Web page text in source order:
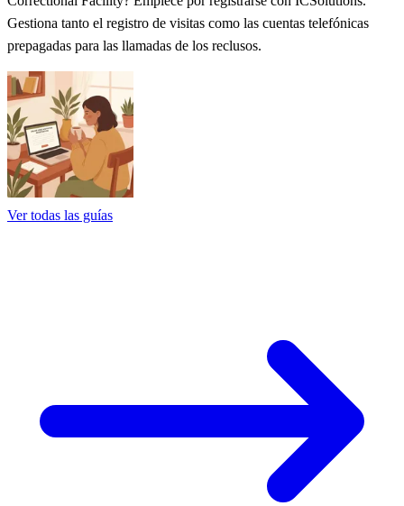
Gestiona tanto el registro de visitas como las cuentas telefónicas
prepagadas para las llamadas de los reclusos.
Ver todas las guías